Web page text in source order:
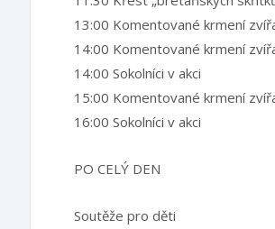
13:00 Komentované krmení
14:00 Komentované krmení
14:00 Sokolníci v akci
15:00 Komentované krmení
16:00 Sokolníci v akci
PO CELÝ DEN
Soutěže pro děti